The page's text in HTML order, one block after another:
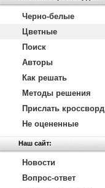
Черно-белые
Цветные
Поиск
Авторы
Как решать
Методы решения
Прислать кроссворд
Не оцененные
Наш сайт:
Новости
Вопрос-ответ